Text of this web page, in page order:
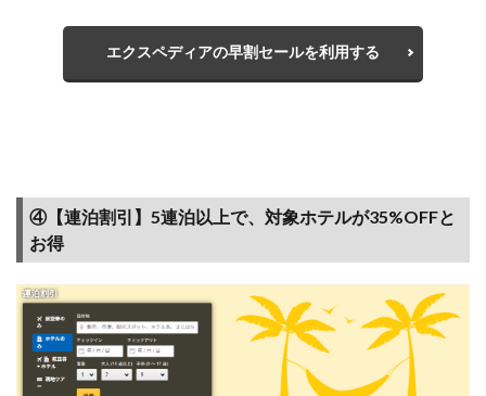
イン
イン
ト数
2.7
【マイ
ル】エ
クスペ
ディア
では
エクスペディアの早割セールを利用する
④【連泊割引】5連泊以上で、対象ホテルが35%OFFと
お得